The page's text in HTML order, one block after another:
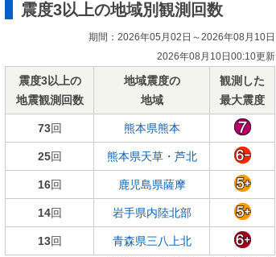
震度3以上の地域別観測回数
期間：2026年05月02日～2026年08月10日
2026年08月10日00:10更新
震度3以上の
地震観測回数
地域震度の
地域
観測した
最大震度
73回 熊本県熊本
25回 熊本県天草・芦北
16回 鹿児島県薩摩
14回 岩手県内陸北部
13回 青森県三八上北